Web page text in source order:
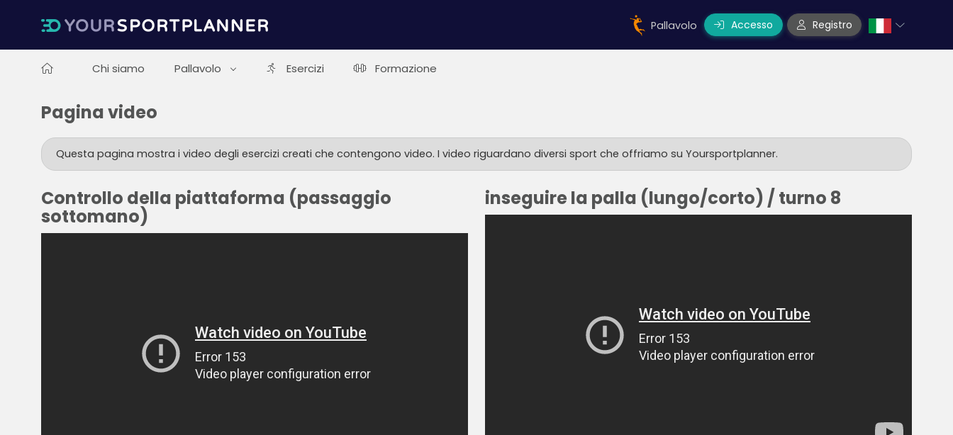
Pallavolo Accesso Registro
Chi siamo Pallavolo Esercizi Formazione
Pagina video
Questa pagina mostra i video degli esercizi creati che contengono video. I video riguardano diversi sport che offriamo su Yoursportplanner.
Controllo della piattaforma (passaggio
sottomano)
inseguire la palla (lungo/corto) / turno 8